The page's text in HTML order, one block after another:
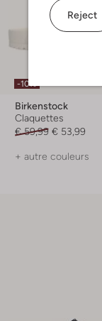
Reject
-10%
Birkenstock
Claquettes
€ 59,99 € 53,99
+ autre couleurs